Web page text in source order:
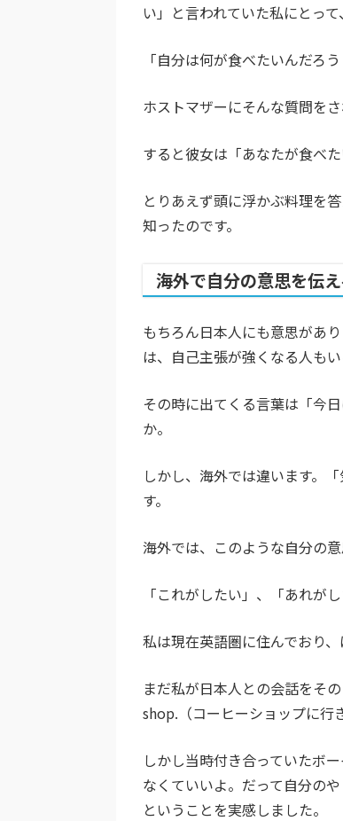
い」と言われていた私にとっ
「自分は何が食べたいんだろ
ホストマザーにそんな質問を
すると彼女は「あなたが食べ
とりあえず頭に浮かぶ料理を
知ったのです。
海外で自分の意思を伝
もちろん日本人にも意思があ
は、自己主張が強くなる人も
その時に出てくる言葉は「今
か。
しかし、海外では違います。
す。
海外では、このような自分の
「これがしたい」、「あれが
私は現在英語圏に住んでおり
まだ私が日本人との会話をそ
shop.（コーヒーショップに行
しかし当時付き合っていたボ
なくていいよ。だって自分の
ということを実感しました。